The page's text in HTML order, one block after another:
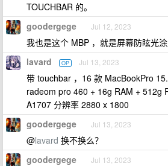
TOUCHBAR 的。
goodergege Jul 12, 2023
我也是这个 MBP ，就是屏幕防眩光涂
lavard OP Jul 13, 2023
带 touchbar ，16 款 MacBookPro
radeom pro 460 + 16g RAM + 512g
A1707 分辨率 2880 x 1800
goodergege Jul 13, 2023
@lavard 换不换么？
goodergege Jul 13, 2023